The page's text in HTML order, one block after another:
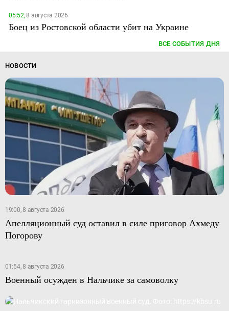
05:52,8 августа 2026
Боец из Ростовской области убит на Украине
ВСЕ СОБЫТИЯ ДНЯ
НОВОСТИ
19:00, 8 августа 2026
Апелляционный суд оставил в силе приговор Ахмеду
Погорову
01:54, 8 августа 2026
Военный осужден в Нальчике за самоволку